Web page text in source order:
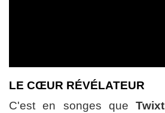
LE CŒUR RÉVÉLATEUR
C'est en songes queTwixt